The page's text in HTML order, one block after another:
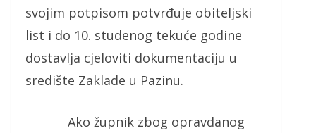
svojim potpisom potvrđuje obiteljski
list i do 10. studenog tekuće godine
dostavlja cjeloviti dokumentaciju u
središte Zaklade u Pazinu.
Ako župnik zbog opravdanog